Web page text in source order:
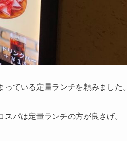
ている定量ランチを頼みました。
パは定量ランチの方が良さげ。